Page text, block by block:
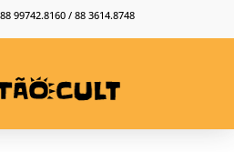
99742.8160 / 88 3614.8748